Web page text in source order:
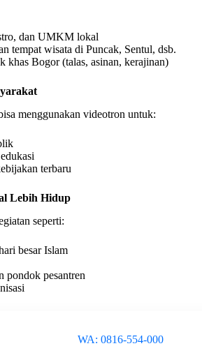
dan UMKM lokal
tempat wisata di Puncak, Sentul, dsb.
khas Bogor (talas, asinan, kerajinan)
menggunakan videotron untuk:
terbaru
Lebih Hidup
seperti:
besar Islam
pondok pesantren
WA: 0816-554-000